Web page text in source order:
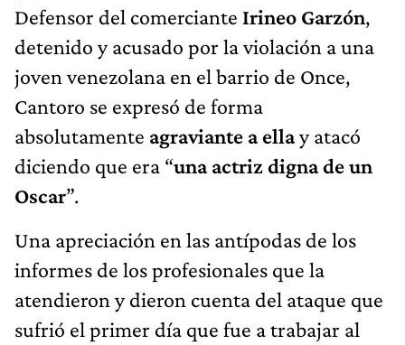
Defensor del comerciante Irineo Garzón,
detenido y acusado por la violación a una
joven venezolana en el barrio de Once,
Cantoro se expresó de forma
absolutamente agraviante a ellay atacó
diciendo que era “una actriz digna de un
Oscar”.
Una apreciación en las antípodas de los
informes de los profesionales que la
atendieron y dieron cuenta del ataque que
sufrió el primer día que fue a trabajar al